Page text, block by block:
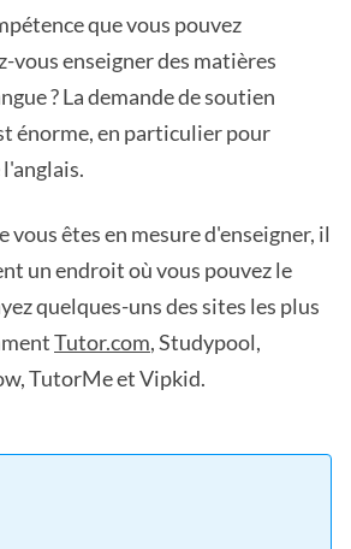
que vous pouvez
vous enseigner des matières
? La demande de soutien
énorme, en particulier pour
vous êtes en mesure d'enseigner, il
un endroit où vous pouvez le
quelques-uns des sites les plus
Tutor.com, Studypool,
TutorMe et Vipkid.